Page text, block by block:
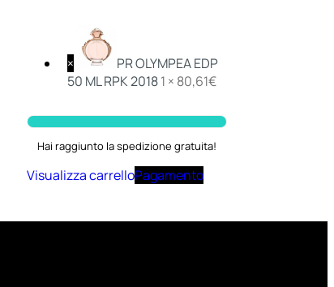
×
PR OLYMPEA EDP
50 ML RPK 20181 × 80,61€
Hai raggiunto la spedizione gratuita!
Visualizza carrelloPagamento